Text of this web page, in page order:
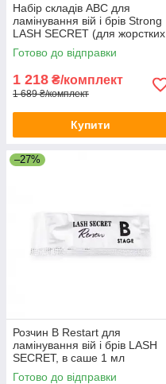
Набір складів АВС для
ламінування вій і брів Strong
LASH SECRET (для жорстких
і щільних вій)
Готово до відправки
1 218 ₴/комплект
1 689 ₴/комплект
Купити
–27%
Розчин В Restart для
ламінування вій і брів LASH
SECRET, в саше 1 мл
Готово до відправки